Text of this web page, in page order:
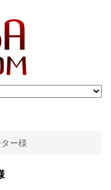
ー様